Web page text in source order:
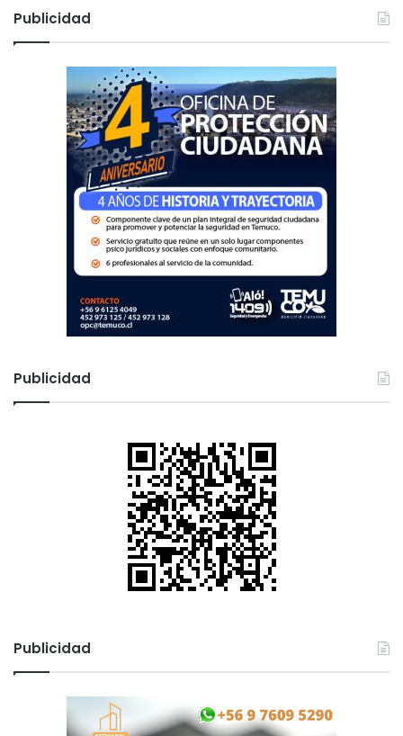
:
Publicidad
Publicidad
Publicidad